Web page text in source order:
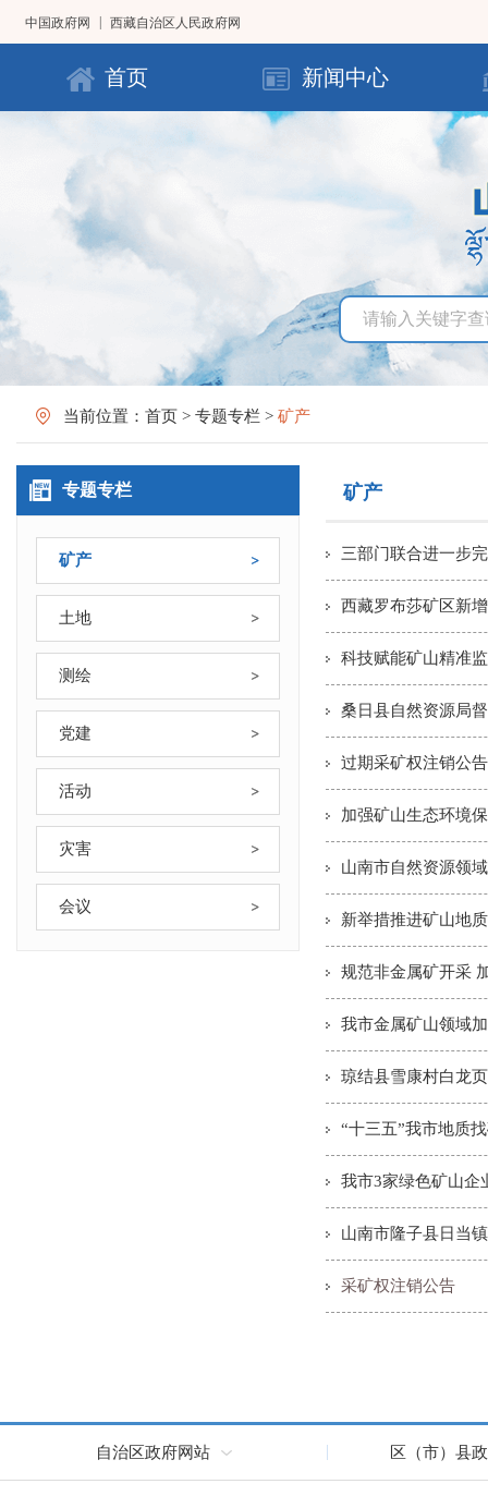
中国政府网 西藏自治区人民政府网
首页 新闻中心
当前位置： 首页 > 专题专栏 > 矿产
专题专栏
矿产
土地
测绘
党建
活动
灾害
会议
矿产
三部门联合进一步
西藏罗布莎矿区新
科技赋能矿山精准
桑日县自然资源局
过期采矿权注销公告
加强矿山生态环境
山南市自然资源领
新举措推进矿山地
规范非金属矿开采
我市金属矿山领域
琼结县雪康村白龙
“十三五”我市地质
我市3家绿色矿山企
山南市隆子县日当
采矿权注销公告
自治区政府网站 区（市）县